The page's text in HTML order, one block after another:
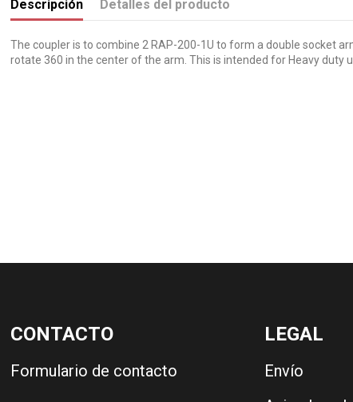
Descripción Detalles del producto
The coupler is to combine 2 RAP-200-1U to form a double socket
rotate 360 in the center of the arm. This is intended for Heavy duty
CONTACTO
Formulario de contacto
LEGAL
Envío